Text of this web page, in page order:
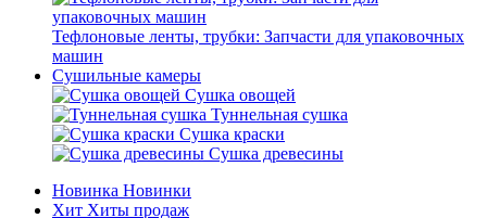
Тефлоновые ленты, трубки: Запчасти для упаковочных
машин
Сушильные камеры
Сушка овощей
Туннельная сушка
Сушка краски
Сушка древесины
Новинка Новинки
Хит Хиты продаж